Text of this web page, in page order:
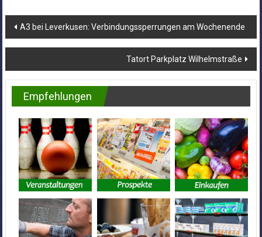
Beitragsnavigation
A3 bei Leverkusen: Verbindungssperrungen am Wochenende
Tatort Parkplatz Wilhelmstraße
Empfehlungen